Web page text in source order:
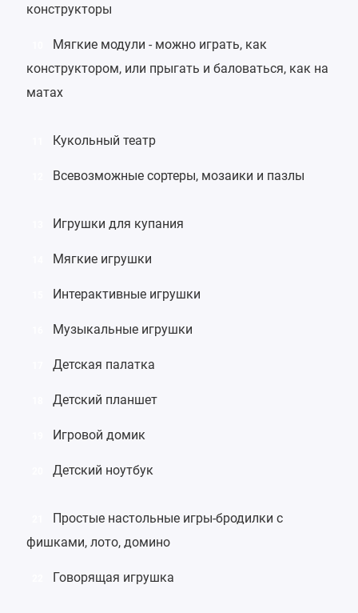
конструкторы
Мягкие модули - можно играть, как
конструктором, или прыгать и баловаться, как на
матах
Кукольный театр
Всевозможныесортеры, мозаики и пазлы
Игрушки для купания
Мягкие игрушки
Интерактивные игрушки
Музыкальные игрушки
Детская палатка
Детский планшет
Игровой домик
Детский ноутбук
Простые настольные игры-бродилки с
фишками, лото, домино
Говорящая игрушка